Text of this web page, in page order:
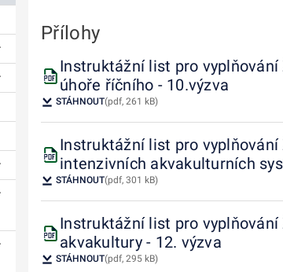
Ovládání podmenu
Ovládání podmenu
Ovládání podmenu
Ovládání podmenu
Ovládání podmenu
Přílohy
Instruktážní list pro
úhoře říčního - 10.výzva
STÁHNOUT(pdf, 261 kB)
Instruktážní list pro
intenzivních akvakulturních
STÁHNOUT(pdf, 301 kB)
Instruktážní list pro
akvakultury - 12. výzva
STÁHNOUT(pdf, 295 kB)